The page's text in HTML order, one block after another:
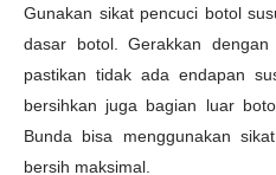
Gunakan sikat pencuci botol
dasar botol. Gerakkan
pastikan tidak ada endapan
bersihkan juga bagian luar
Bunda bisa menggunakan
bersih maksimal.